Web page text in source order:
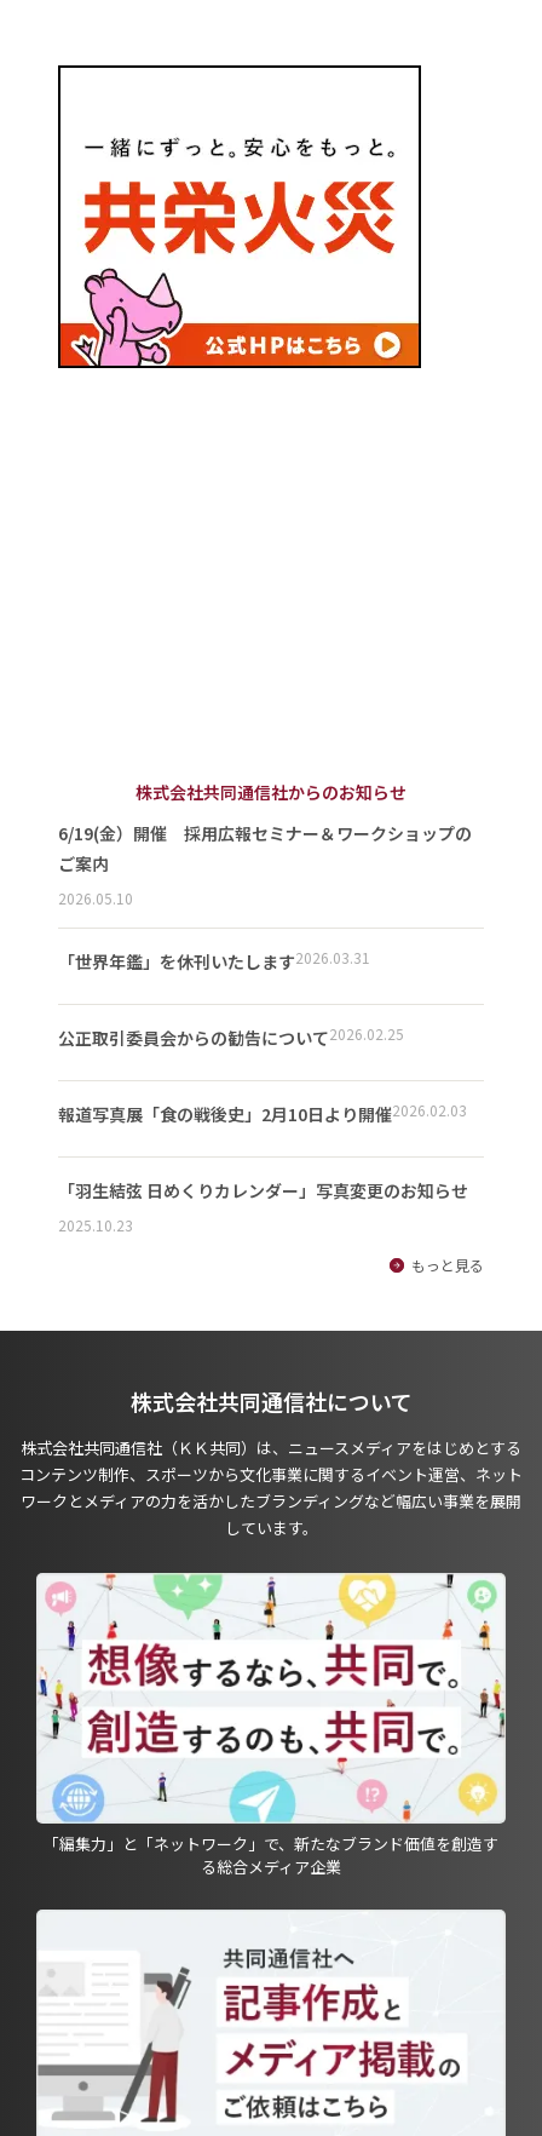
株式会社共同通信社からのお知らせ
6/19(金）開催 採用広報セミナー＆ワークショップの
ご案内
2026.05.10
「世界年鑑」を休刊いたします2026.03.31
公正取引委員会からの勧告について2026.02.25
報道写真展「食の戦後史」2月10日より開催2026.02.03
「羽生結弦 日めくりカレンダー」写真変更のお知らせ
2025.10.23
もっと見る
株式会社共同通信社について
株式会社共同通信社（ＫＫ共同）は、ニュースメディアをはじめとする
コンテンツ制作、スポーツから文化事業に関するイベント運営、ネット
ワークとメディアの力を活かしたブランディングなど幅広い事業を展開
しています。
「編集力」と「ネットワーク」で、新たなブランド価値を創造す
る総合メディア企業